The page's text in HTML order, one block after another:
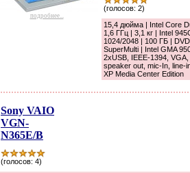
подробнее...
(голосов: 2)
15,4 дюйма | Intel Core
1,6 ГГц | 3,1 кг | Intel
1024/2048 | 100 ГБ |
SuperMulti | Intel GMA
2xUSB, IEEE-1394,
speaker out, mic-In, line-
XP Media Center Edition
Sony VAIO
VGN-
N365E/B
(голосов: 4)